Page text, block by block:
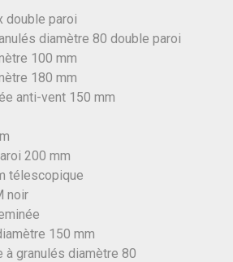
double paroi
diamètre 80 double paroi
100 mm
180 mm
anti-vent 150 mm
200 mm
télescopique
noir
150 mm
à granulés diamètre 80